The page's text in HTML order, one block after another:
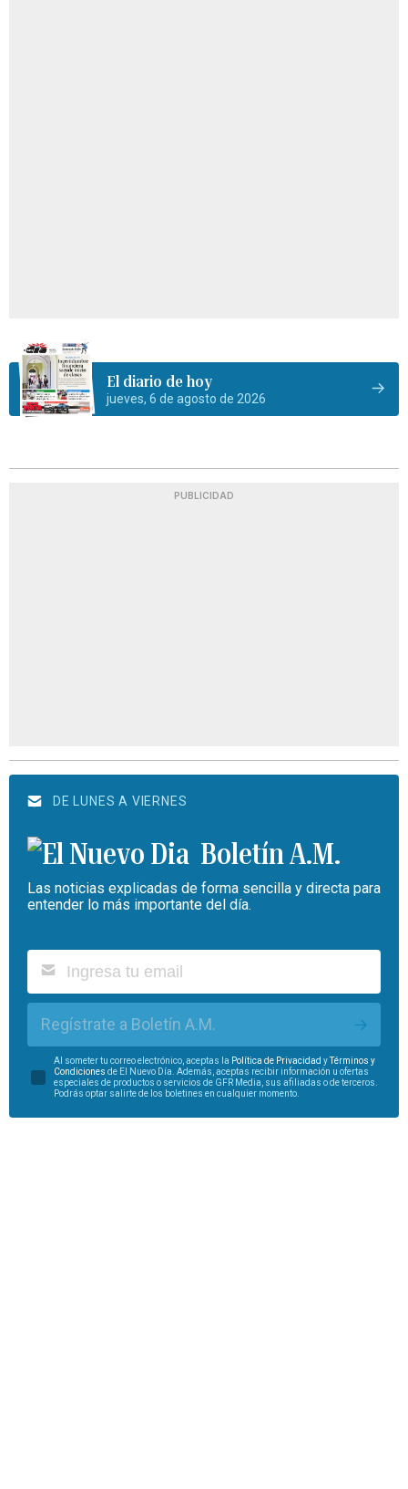
El diario de hoy
jueves, 6 de agosto de 2026
PUBLICIDAD
DE LUNES A VIERNES
Boletín A.M.
Las noticias explicadas de forma sencilla y directa para
entender lo más importante del día.
Regístrate a Boletín A.M.
Al someter tu correo electrónico, aceptas la Política de Privacidad yTérminos y
Condiciones de El Nuevo Día. Además, aceptas recibir información u ofertas
especiales de productos o servicios de GFR Media, sus afiliadas o de terceros.
Podrás optar salirte de los boletines en cualquier momento.